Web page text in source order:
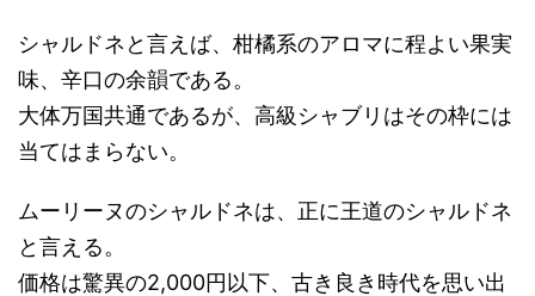
シャルドネと言えば、柑橘系のアロマに程よい果実
味、辛口の余韻である。
大体万国共通であるが、高級シャブリはその枠には
当てはまらない。
ムーリーヌのシャルドネは、正に王道のシャルドネ
と言える。
価格は驚異の2,000円以下、古き良き時代を思い出